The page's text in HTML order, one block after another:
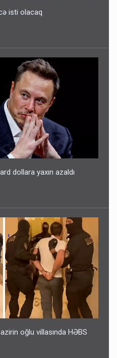
isti olacaq
dollara yaxın azaldı
oğlu villasında HƏBS